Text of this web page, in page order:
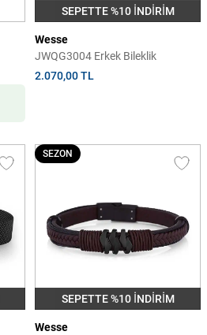
SEPETTE %10 İNDİRİM
Wesse
JWQG3004 Erkek Bileklik
2.070,00 TL
SEPETTE %10 İNDİRİM
SEZON
Wesse